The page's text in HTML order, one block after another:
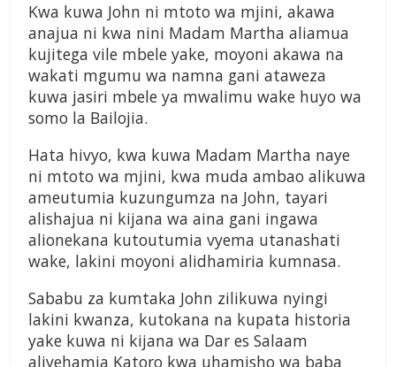
Kwa kuwa John ni mtoto wa mjini, akawa
anajua ni kwa nini Madam Martha aliamua
kujitega vile mbele yake, moyoni akawa na
wakati mgumu wa namna gani ataweza
kuwa jasiri mbele ya mwalimu wake huyo wa
somo la Bailojia.
Hata hivyo, kwa kuwa Madam Martha naye
ni mtoto wa mjini, kwa muda ambao alikuwa
ameutumia kuzungumza na John, tayari
alishajua ni kijana wa aina gani ingawa
alionekana kutoutumia vyema utanashati
wake, lakini moyoni alidhamiria kumnasa.
Sababu za kumtaka John zilikuwa nyingi
lakini kwanza, kutokana na kupata historia
yake kuwa ni kijana wa Dar es Salaam
aliyehamia Katoro kwa uhamisho wa baba